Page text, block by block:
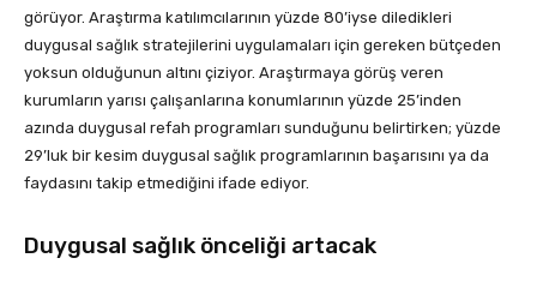
görüyor. Araştırma katılımcılarının yüzde 80’iyse diledikleri
duygusal sağlık stratejilerini uygulamaları için gereken bütçeden
yoksun olduğunun altını çiziyor. Araştırmaya görüş veren
kurumların yarısı çalışanlarına konumlarının yüzde 25’inden
azında duygusal refah programları sunduğunu belirtirken; yüzde
29’luk bir kesim duygusal sağlık programlarının başarısını ya da
faydasını takip etmediğini ifade ediyor.
Duygusal sağlık önceliği artacak